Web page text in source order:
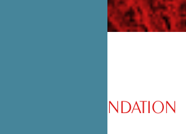
DE LA FONDATION